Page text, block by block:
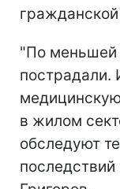
"По меньшей
в жилом
обследуют